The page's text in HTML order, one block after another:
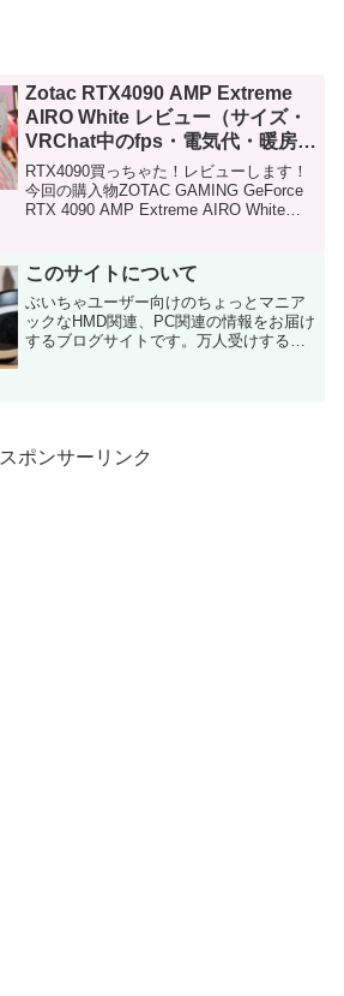
Zotac RTX4090 AMP Extreme
AIRO White レビュー（サイズ・
VRChat中のfps・電気代・暖房器
具としての性能・ライトベイクの
時間）
RTX4090買っちゃた！レビューします！
今回の購入物ZOTAC GAMING GeForce
RTX 4090 AMP Extreme AIRO White
このサイトについて
ぶいちゃユーザー向けのちょっとマニア
ックなHMD関連、PC関連の情報をお届け
するブログサイトです。万人受けする内
スポンサーリンク